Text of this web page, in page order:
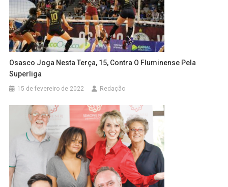
Osasco Joga Nesta Terça, 15, Contra O Fluminense Pela
Superliga
15 de fevereiro de 2022 Redação